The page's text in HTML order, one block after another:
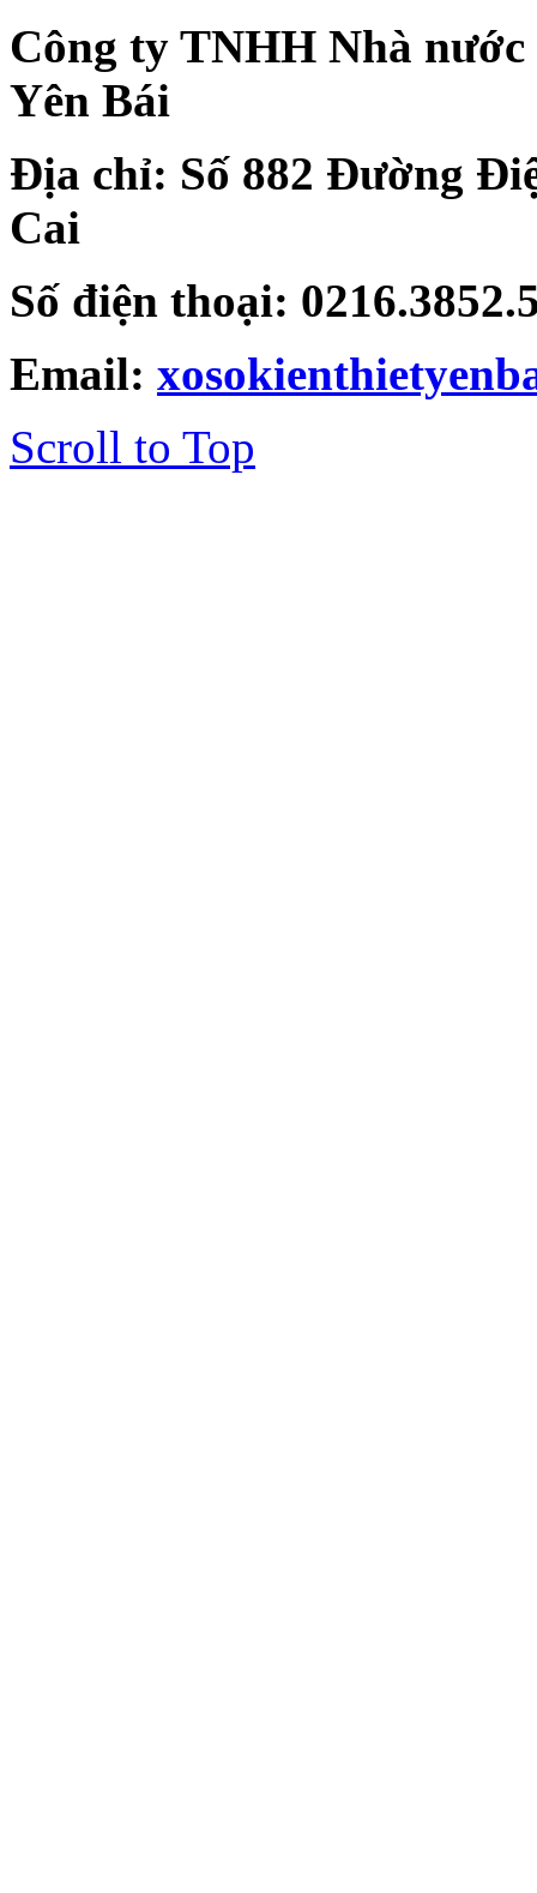
Công ty TNHH Nhà
Yên Bái
Địa chỉ: Số 882 Đường
Cai
Số điện thoại:
Email:
Scroll to Top